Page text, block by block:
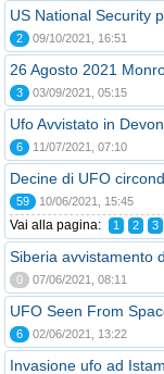
US National Security
2 09/10/2021, 16:51
26 Agosto 2021
3 03/09/2021, 05:15
Ufo Avvistato in
6 11/07/2021, 07:10
Decine di UFO
59 10/06/2021, 15:45
Vai alla pagina: 1 2 3
Siberia avvistamento
0 07/06/2021, 08:11
UFO Seen From
6 02/06/2021, 13:22
Invasione ufo ad